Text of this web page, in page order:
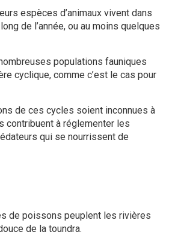
espèces d’animaux vivent dans
de l’année, ou au moins quelques
populations fauniques
cyclique, comme c’est le cas pour
de ces cycles soient inconnues à
contribuent à réglementer les
qui se nourrissent de
de poissons peuplent les rivières
de la toundra.